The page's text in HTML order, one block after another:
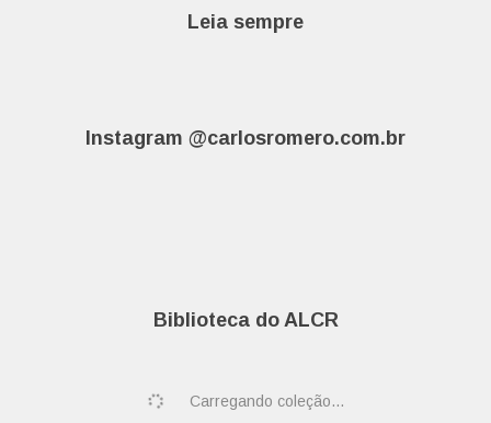
Leia sempre
Instagram @carlosromero.com.br
Biblioteca do ALCR
Carregando coleção...